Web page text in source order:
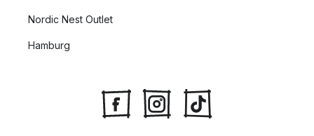
Nordic Nest Outlet
Hamburg